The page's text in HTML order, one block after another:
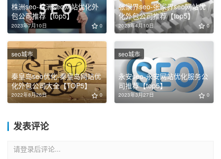
株洲seo-株洲seo网站优化外
包公司推荐【top5】
2023年7月10日 0
张家界seo-张家界seo网站优
化外包公司推荐【top5】
2023年4月10日 0
秦皇岛seo优化-秦皇岛网站优
化外包公司大全【TOP5】
2022年8月26日 0
seo城市
永安seo-永安网站优化服务公
司推荐【top5】
2023年3月27日 0
seo城市
发表评论
请登录后评论...